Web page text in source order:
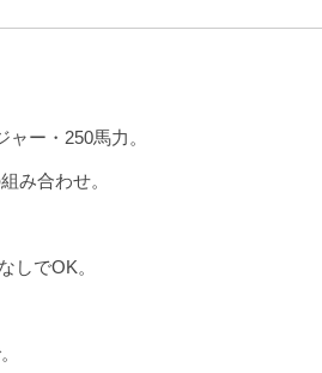
ー・250馬力。
み合わせ。
しでOK。